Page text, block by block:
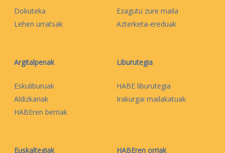
Dokuteka
Lehen urratsak
Ezagutu zure maila
Azterketa-ereduak
Argitalpenak
Eskuliburuak
Aldizkariak
HABEren berriak
Liburutegia
HABE liburutegia
Irakurgai mailakatuak
Euskaltegiak HABEren orriak